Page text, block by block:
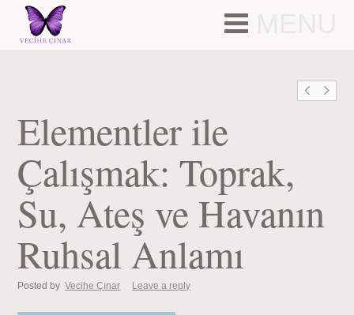
MENU
Elementler ile
Çalışmak: Toprak,
Su, Ateş ve Havanın
Ruhsal Anlamı
Posted by Vecihe Çınar Leave a reply